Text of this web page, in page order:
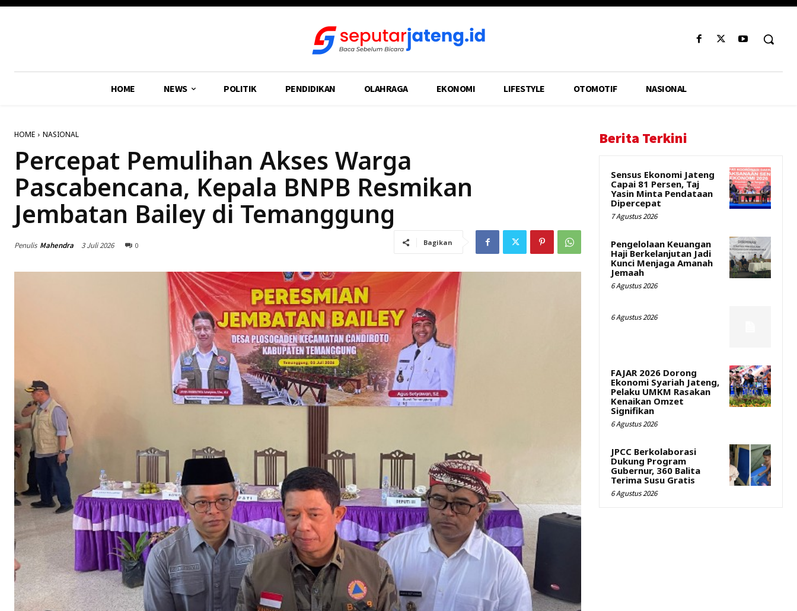
HOME NEWS POLITIK PENDIDIKAN OLAHRAGA EKONOMI LIFESTYLE OTOMOTIF NASIONAL
HOME NASIONAL
Percepat Pemulihan Akses Warga
Pascabencana, Kepala BNPB Resmikan
Jembatan Bailey di Temanggung
Penulis Mahendra 3 Juli 2026 0 Bagikan
Berita Terkini
Sensus Ekonomi Jateng
Capai 81 Persen, Taj
Yasin Minta Pendataan
Dipercepat
7 Agustus 2026
Pengelolaan Keuangan
Haji Berkelanjutan Jadi
Kunci Menjaga Amanah
Jemaah
6 Agustus 2026
6 Agustus 2026
FAJAR 2026 Dorong
Ekonomi Syariah Jateng,
Pelaku UMKM Rasakan
Kenaikan Omzet
Signifikan
6 Agustus 2026
JPCC Berkolaborasi
Dukung Program
Gubernur, 360 Balita
Terima Susu Gratis
6 Agustus 2026